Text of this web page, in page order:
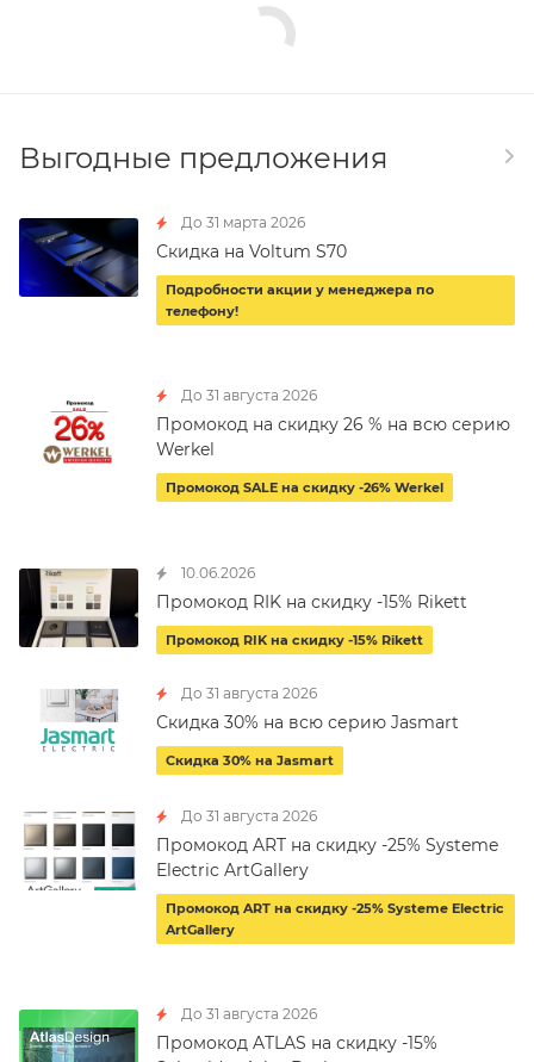
Выгодные предложения
До 31 марта 2026
Скидка на Voltum S70
Подробности акции у менеджера по
телефону!
До 31 августа 2026
Промокод на скидку 26 % на всю серию
Werkel
Промокод SALE на скидку -26% Werkel
10.06.2026
Промокод RIK на скидку -15% Rikett
Промокод RIK на скидку -15% Rikett
До 31 августа 2026
Скидка 30% на всю серию Jasmart
Скидка 30% на Jasmart
До 31 августа 2026
Промокод ART на скидку -25% Systeme
Electric ArtGallery
Промокод ART на скидку -25% Systeme Electric
ArtGallery
До 31 августа 2026
Промокод ATLAS на скидку -15%